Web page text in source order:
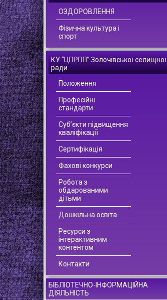
ОЗДОРОВЛЕННЯ
Фізична культура і
спорт
КУ “ЦПРПП” Золочівської селищної
ради
Положення
Професійні
стандарти
Суб’єкти підвищення
кваліфікації
Сертифікація
Фахові конкурси
Робота з
обдарованими
дітьми
Дошкільна освіта
Ресурси з
інтерактивним
контентом
Контакти
БІБЛІОТЕЧНО-ІНФОРМАЦІЙНА
ДІЯЛЬНІСТЬ